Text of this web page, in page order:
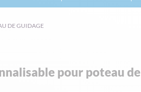
DE GUIDAGE
pour poteau de